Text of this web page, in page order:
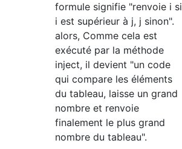
formule signifie "renvoie i si
i est supérieur à j, j sinon".
alors, Comme cela est
exécuté par la méthode
inject, il devient "un code
qui compare les éléments
du tableau, laisse un grand
nombre et renvoie
finalement le plus grand
nombre du tableau".